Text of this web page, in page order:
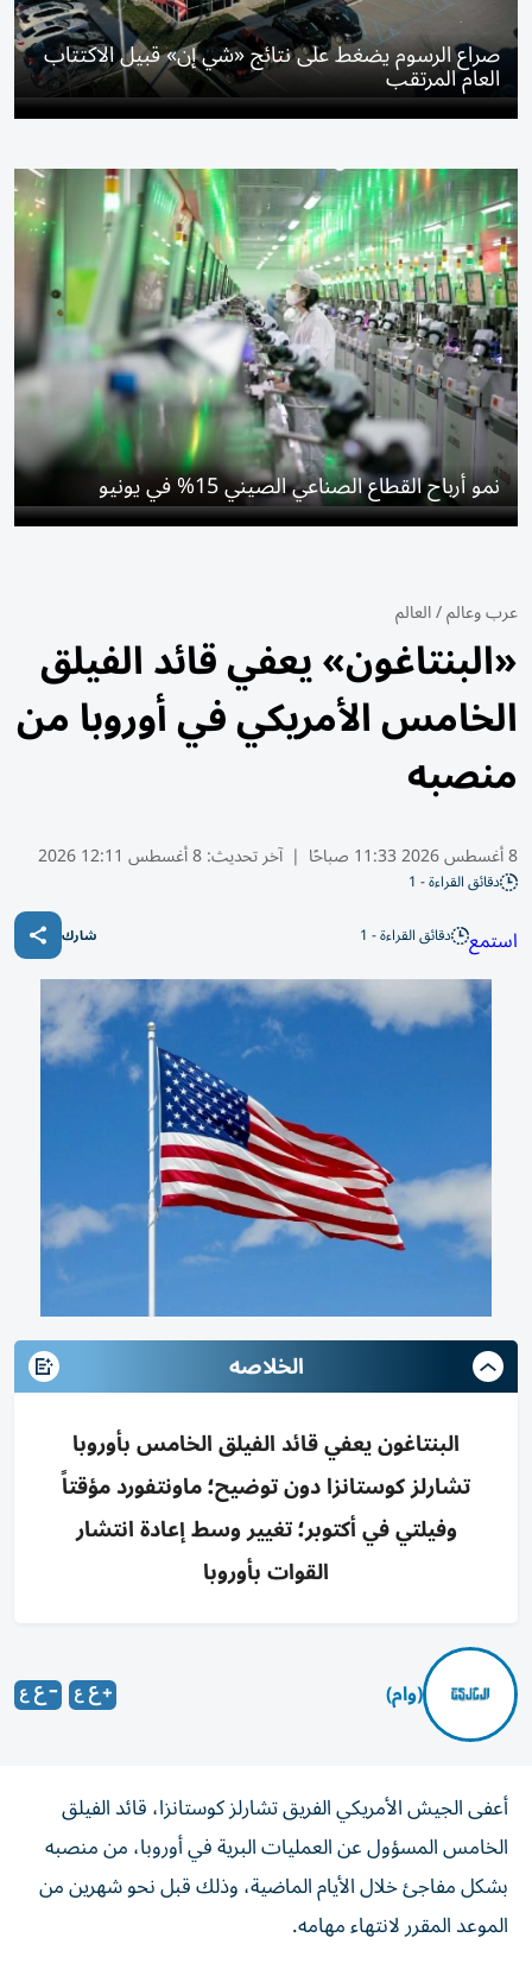
صراع الرسوم يضغط على نتائج «شي إن» قبيل الاكتتاب
العام المرتقب
نمو أرباح القطاع الصناعي الصيني 15% في يونيو
عرب وعالم/العالم
«البنتاغون» يعفي قائد الفيلق
الخامس الأمريكي في أوروبا من
منصبه
8 أغسطس 2026 11:33 صباحًا | آخر تحديث:8 أغسطس 12:11 2026
دقائق القراءة - 1
استمع دقائق القراءة - 1 شارك
الخلاصه
البنتاغون يعفي قائد الفيلق الخامس بأوروبا
تشارلز كوستانزا دون توضيح؛ ماونتفورد مؤقتاً
وفيلتي في أكتوبر؛ تغيير وسط إعادة انتشار
القوات بأوروبا
(وام)
أعفى الجيش الأمريكي الفريق تشارلز كوستانزا، قائد الفيلق
الخامس المسؤول عن العمليات البرية في أوروبا، من منصبه
بشكل مفاجئ خلال الأيام الماضية، وذلك قبل نحو شهرين من
الموعد المقرر لانتهاء مهامه.